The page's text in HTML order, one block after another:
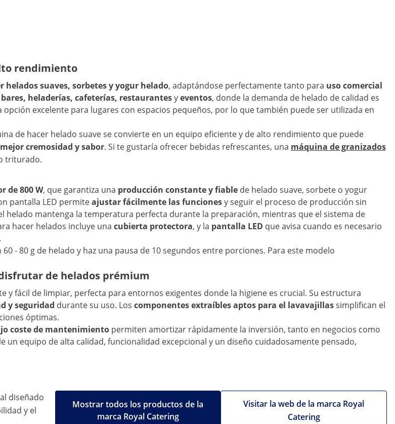
rendimiento
helados suaves, sorbetes y yogur helado, adaptándose perfectamente tanto para uso comercial
bares, heladerías, cafeterías, restaurantesyeventos, donde la demanda de helado de calidad es
opción excelente para lugares con espacios pequeños, por lo que también puede ser utilizada en
de hacer helado suave se convierte en un equipo eficiente y de alto rendimiento que puede
mejor cremosidad y sabor. Si te gustaría ofrecer bebidas refrescantes, una máquina de granizados
triturado.
de 800 W, que garantiza una producción constante y fiable de helado suave, sorbete o yogur
pantalla LED permiteajustar fácilmente las funcionesy seguir el proceso de producción sin
helado mantenga la temperatura perfecta durante la preparación, mientras que el sistema de
hacer helados incluye una cubierta protectora, y la pantalla LED que avisa cuando es necesario
- 80 g de helado y haz una pausa de 10 segundos entre porciones. Para este modelo
de helados prémium
y fácil de limpiar, perfecta para entornos exigentes donde la higiene es crucial. Su estructura
y seguridad durante su uso. Los componentes extraíbles aptos para el lavavajillassimplifican el
óptimas.
coste de mantenimiento permiten amortizar rápidamente la inversión, tanto en negocios como
un equipo de alta calidad, funcionalidad excepcional y un diseño cuidadosamente pensado,
diseñado
y el
Visitar la web de la marca Royal
Catering
Mostrar todos los productos de la
marca Royal Catering